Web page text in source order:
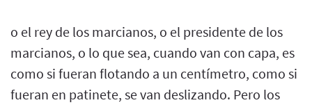
o el rey de los marcianos, o el presidente de los
marcianos, o lo que sea, cuando van con capa, es
como si fueran flotando a un centímetro, como si
fueran en patinete, se van deslizando. Pero los